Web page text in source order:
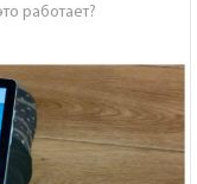
работает?